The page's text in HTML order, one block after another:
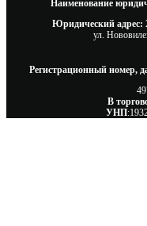
Наименование
Юридический адрес:
ул.
Регистрационный номер,
В
УНП